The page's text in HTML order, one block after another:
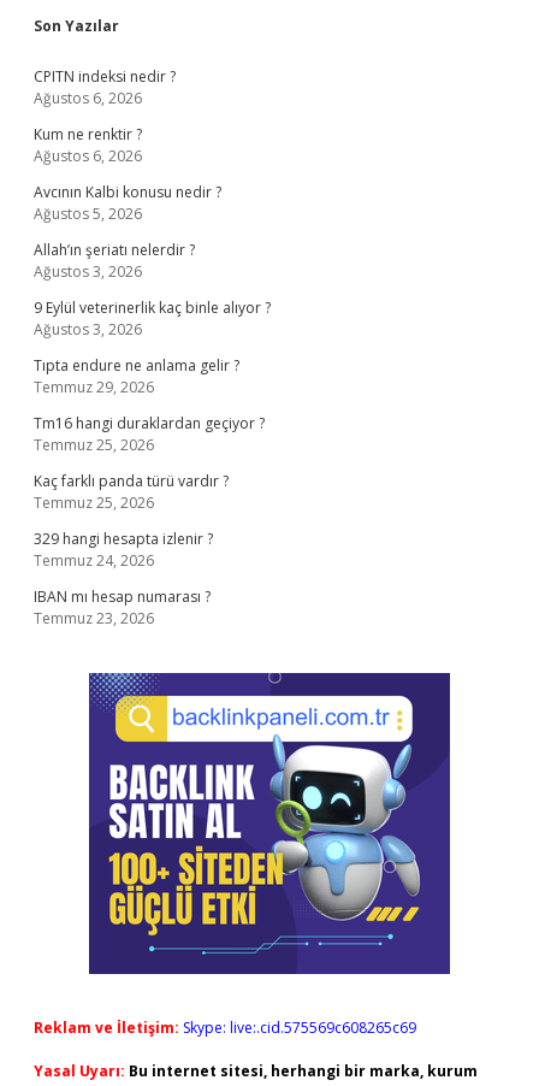
Sidebar
Son Yazılar
CPITN indeksi nedir ?
Ağustos 6, 2026
Kum ne renktir ?
Ağustos 6, 2026
Avcının Kalbi konusu nedir ?
Ağustos 5, 2026
Allah’ın şeriatı nelerdir ?
Ağustos 3, 2026
9 Eylül veterinerlik kaç binle alıyor ?
Ağustos 3, 2026
Tıpta endure ne anlama gelir ?
Temmuz 29, 2026
Tm16 hangi duraklardan geçiyor ?
Temmuz 25, 2026
Kaç farklı panda türü vardır ?
Temmuz 25, 2026
329 hangi hesapta izlenir ?
Temmuz 24, 2026
IBAN mı hesap numarası ?
Temmuz 23, 2026
Reklam ve İletişim: Skype: live:.cid.575569c608265c69
Yasal Uyarı: Bu internet sitesi, herhangi bir marka, kurum